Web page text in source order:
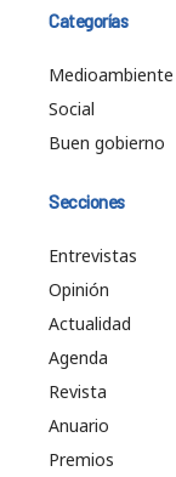
Categorías
Medioambiente
Social
Buen gobierno
Secciones
Entrevistas
Opinión
Actualidad
Agenda
Revista
Anuario
Premios